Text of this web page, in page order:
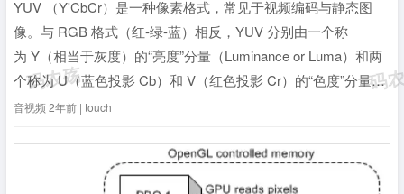
YUV （Y'CbCr）是一种像素格式，常见于视频编码与静态图
像。与 RGB 格式（红-绿-蓝）相反，YUV 分别由一个称
为 Y（相当于灰度）的“亮度”分量（Luminance or Luma）和两
个称为 U（蓝色投影 Cb）和 V（红色投影 Cr）的“色度”分量
（Chr...全文》
音视频 2年前 | touch